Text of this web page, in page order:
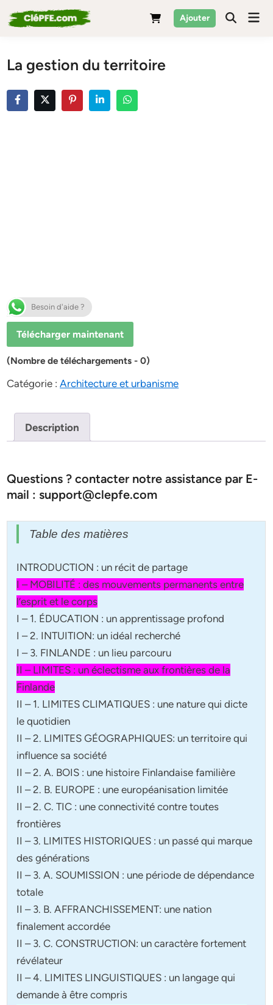
to
Ajouter
La gestion du territoire
Besoin d'aide ?
Télécharger maintenant
(Nombre de téléchargements - 0)
Catégorie :Architecture et urbanisme
Description
Questions ? contacter notre assistance par E-
mail : support@clepfe.com
Table des matières
INTRODUCTION : un récit de partage
I – MOBILITÉ : des mouvements permanents entre
l’esprit et le corps
I – 1. ÉDUCATION : un apprentissage profond
I – 2. INTUITION: un idéal recherché
I – 3. FINLANDE : un lieu parcouru
II – LIMITES : un éclectisme aux frontières de la
Finlande
II – 1. LIMITES CLIMATIQUES : une nature qui dicte
le quotidien
II – 2. LIMITES GÉOGRAPHIQUES: un territoire qui
influence sa société
II – 2. A. BOIS : une histoire Finlandaise familière
II – 2. B. EUROPE : une européanisation limitée
II – 2. C. TIC : une connectivité contre toutes
frontières
II – 3. LIMITES HISTORIQUES : un passé qui marque
des générations
II – 3. A. SOUMISSION : une période de dépendance
totale
II – 3. B. AFFRANCHISSEMENT: une nation
finalement accordée
II – 3. C. CONSTRUCTION: un caractère fortement
révélateur
II – 4. LIMITES LINGUISTIQUES : un langage qui
demande à être compris